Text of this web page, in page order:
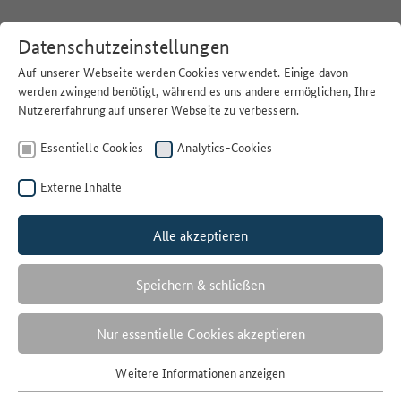
Filter
PAN-EUROPEAN-IMAGERY
1 Ergebnisse
Anzahl der Ergebnisse:
Datenschutzeinstellungen
Auf unserer Webseite werden Cookies verwendet. Einige davon
werden zwingend benötigt, während es uns andere ermöglichen, Ihre
Nutzererfahrung auf unserer Webseite zu verbessern.
Essentielle Cookies Analytics-Cookies
Externe Inhalte
Alle akzeptieren
Speichern & schließen
Nur essentielle Cookies akzeptieren
Essentielle Cookies
Weitere Informationen anzeigen